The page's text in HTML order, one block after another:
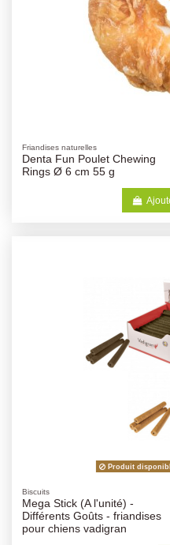
Friandises naturelles
Denta Fun Poulet Chewing
Rings Ø 6 cm 55 g
Produit
Biscuits
Mega Stick (A l'unité) -
Différents Goûts - friandises
pour chiens vadigran